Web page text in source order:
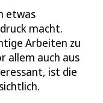
etwas
macht.
Arbeiten zu
allem auch aus
ist die